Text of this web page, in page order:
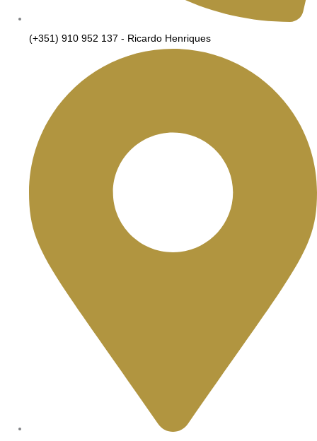
(+351) 910 952 137 - Ricardo Henriques